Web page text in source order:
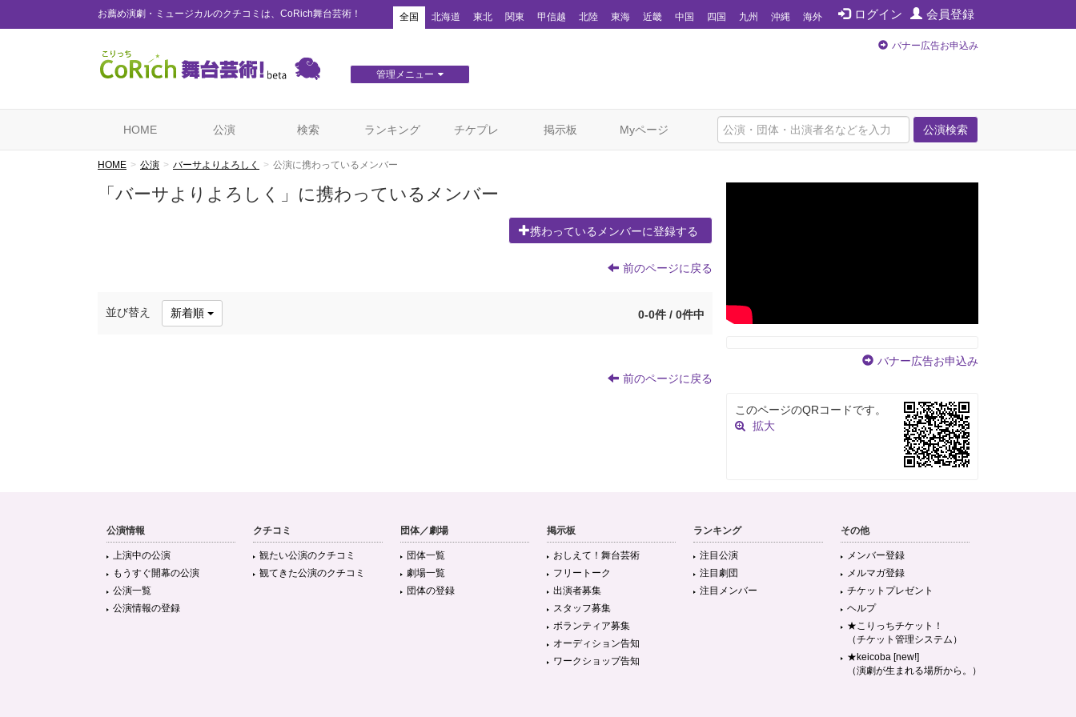
お薦め演劇・ミュージカルのクチコミは、CoRich舞台芸術！ ログイン 会員登録
全国 北海道 東北 関東 甲信越 北陸 東海 近畿 中国 四国 九州 沖縄 海外
管理メニュー
バナー広告お申込み
公演検索
HOME 公演 検索 ランキング チケプレ 掲示板 Myページ
HOME 公演 バーサよりよろしく 公演に携わっているメンバー
「バーサよりよろしく」に携わっているメンバー
携わっているメンバーに登録する
前のページに戻る
並び替え 新着順 0-0件 / 0件中
前のページに戻る
バナー広告お申込み
このページのQRコードです。
拡大
公演情報
上演中の公演
もうすぐ開幕の公演
公演一覧
公演情報の登録
クチコミ
観たい公演のクチコミ
観てきた公演のクチコミ
団体／劇場
団体一覧
劇場一覧
団体の登録
掲示板
おしえて！舞台芸術
フリートーク
出演者募集
スタッフ募集
ボランティア募集
オーディション告知
ワークショップ告知
ランキング
注目公演
注目劇団
注目メンバー
その他
メンバー登録
メルマガ登録
チケットプレゼント
ヘルプ
★こりっちチケット！
（チケット管理システム）
★keicoba [new!]
（演劇が生まれる場所から。）